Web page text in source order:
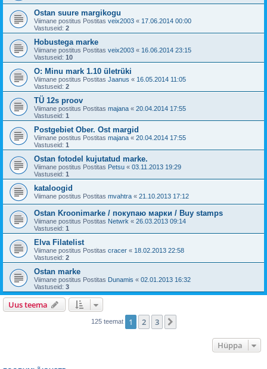
Ostan suure margikogu
Viimane postitus Postitas veix2003 « 17.06.2014 00:00
Vastuseid: 2
Hobustega marke
Viimane postitus Postitas veix2003 « 16.06.2014 23:15
Vastuseid: 10
O: Minu mark 1.10 ületrüki
Viimane postitus Postitas Jaanus « 16.05.2014 11:05
Vastuseid: 2
TÜ 12s proov
Viimane postitus Postitas majana « 20.04.2014 17:55
Vastuseid: 1
Postgebiet Ober. Ost margid
Viimane postitus Postitas majana « 20.04.2014 17:55
Vastuseid: 1
Ostan fotodel kujutatud marke.
Viimane postitus Postitas Petsu « 03.11.2013 19:29
Vastuseid: 1
kataloogid
Viimane postitus Postitas mvahtra « 21.10.2013 17:12
Ostan Kroonimarke / покупаю марки / Buy stamps
Viimane postitus Postitas Netwrk « 26.03.2013 09:14
Vastuseid: 1
Elva Filatelist
Viimane postitus Postitas cracer « 18.02.2013 22:58
Vastuseid: 2
Ostan marke
Viimane postitus Postitas Dunamis « 02.01.2013 16:32
Vastuseid: 3
Uus teema
125 teemat 1 2 3
Hüppa